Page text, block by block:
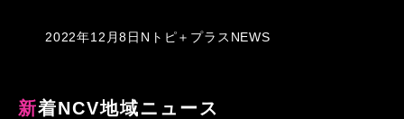
2022年12月8日Nトピ＋プラスNEWS
新着NCV地域ニュース